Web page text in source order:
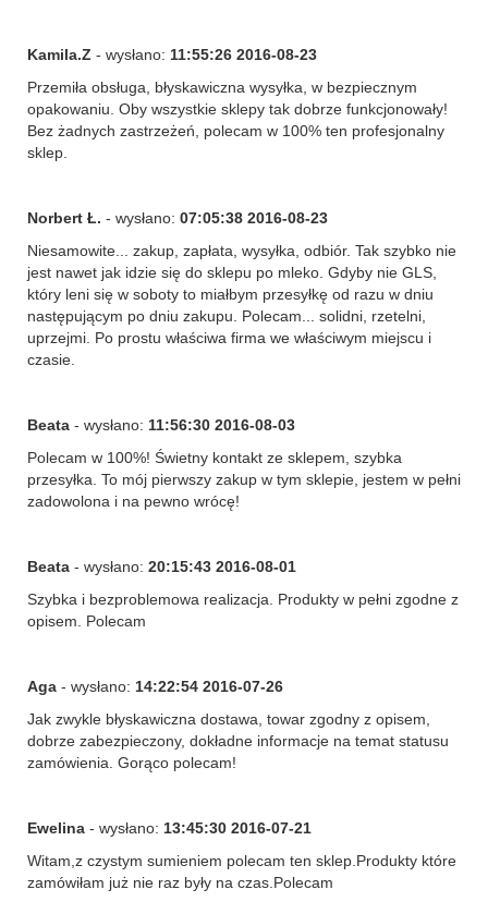
Kamila.Z - wysłano: 11:55:26 2016-08-23
Przemiła obsługa, błyskawiczna wysyłka, w bezpiecznym
opakowaniu. Oby wszystkie sklepy tak dobrze funkcjonowały!
Bez żadnych zastrzeżeń, polecam w 100% ten profesjonalny
sklep.
Norbert Ł. - wysłano: 07:05:38 2016-08-23
Niesamowite... zakup, zapłata, wysyłka, odbiór. Tak szybko nie
jest nawet jak idzie się do sklepu po mleko. Gdyby nie GLS,
który leni się w soboty to miałbym przesyłkę od razu w dniu
następującym po dniu zakupu. Polecam... solidni, rzetelni,
uprzejmi. Po prostu właściwa firma we właściwym miejscu i
czasie.
Beata - wysłano: 11:56:30 2016-08-03
Polecam w 100%! Świetny kontakt ze sklepem, szybka
przesyłka. To mój pierwszy zakup w tym sklepie, jestem w pełni
zadowolona i na pewno wrócę!
Beata - wysłano: 20:15:43 2016-08-01
Szybka i bezproblemowa realizacja. Produkty w pełni zgodne z
opisem. Polecam
Aga - wysłano: 14:22:54 2016-07-26
Jak zwykle błyskawiczna dostawa, towar zgodny z opisem,
dobrze zabezpieczony, dokładne informacje na temat statusu
zamówienia. Gorąco polecam!
Ewelina - wysłano: 13:45:30 2016-07-21
Witam,z czystym sumieniem polecam ten sklep.Produkty które
zamówiłam już nie raz były na czas.Polecam